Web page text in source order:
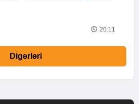
20:11
Digərləri